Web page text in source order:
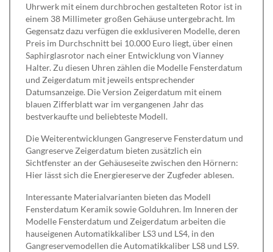
Uhrwerk mit einem durchbrochen gestalteten Rotor ist in
einem 38 Millimeter großen Gehäuse untergebracht. Im
Gegensatz dazu verfügen die exklusiveren Modelle, deren
Preis im Durchschnitt bei 10.000 Euro liegt, über einen
Saphirglasrotor nach einer Entwicklung von Vianney
Halter. Zu diesen Uhren zählen die Modelle Fensterdatum
und Zeigerdatum mit jeweils entsprechender
Datumsanzeige. Die Version Zeigerdatum mit einem
blauen Zifferblatt war im vergangenen Jahr das
bestverkaufte und beliebteste Modell.
Die Weiterentwicklungen Gangreserve Fensterdatum und
Gangreserve Zeigerdatum bieten zusätzlich ein
Sichtfenster an der Gehäuseseite zwischen den Hörnern:
Hier lässt sich die Energiereserve der Zugfeder ablesen.
Interessante Materialvarianten bieten das Modell
Fensterdatum Keramik sowie Golduhren. Im Inneren der
Modelle Fensterdatum und Zeigerdatum arbeiten die
hauseigenen Automatikkaliber LS3 und LS4, in den
Gangreservemodellen die Automatikkaliber LS8 und LS9.